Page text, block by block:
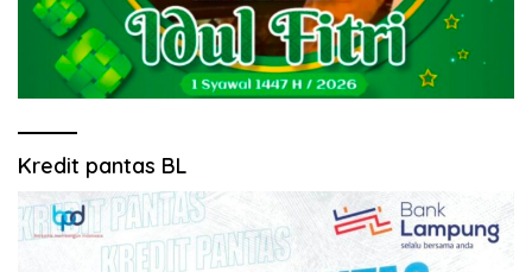
Kredit pantas BL